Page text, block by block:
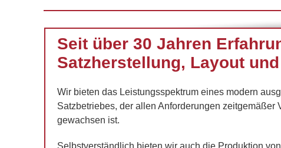
Seit über 30 Jahren
Satzherstellung, Layout
Wir bieten das Leistungsspektrum eines modern
Satzbetriebes, der allen Anforderungen zeitgemäßer
gewachsen ist.